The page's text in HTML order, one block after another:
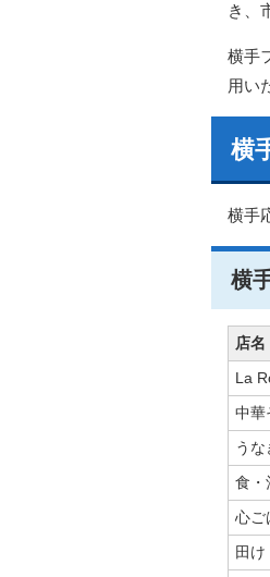
き、
横手
用い
横
横手
横
店名
La
中華
う
食
心
田け